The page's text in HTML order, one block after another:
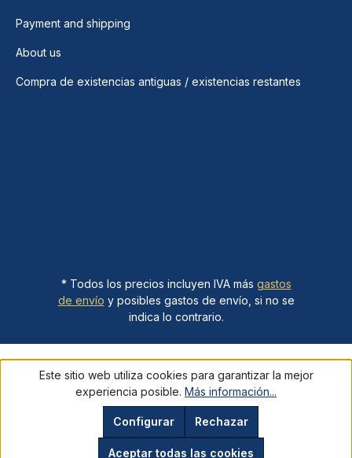
Payment and shipping
About us
Compra de existencias antiguas / existencias restantes
* Todos los precios incluyen IVA más gastos
de envío y posibles gastos de envío, si no se
indica lo contrario.
Este sitio web utiliza cookies para garantizar la mejor
experiencia posible. Más información...
Rechazar
Configurar
Aceptar todas las cookies